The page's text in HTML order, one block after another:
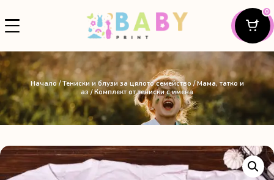
0
Начало/Тениски и блузи за цялото семейство/Мама, татко и
аз/ Комплект от тениски с имена